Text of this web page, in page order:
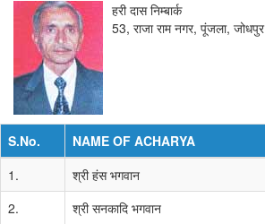
हरी दास निम्बार्क
53, राजा राम नगर, पूंजला, जोधपुर
S.No.
NAME OF ACHARYA
1.
श्री हंस भगवान
2.
श्री सनकादि भगवान